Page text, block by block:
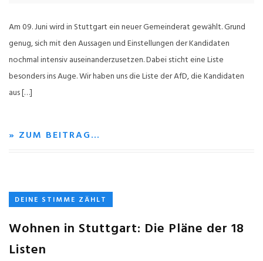
Am 09. Juni wird in Stuttgart ein neuer Gemeinderat gewählt. Grund
genug, sich mit den Aussagen und Einstellungen der Kandidaten
nochmal intensiv auseinanderzusetzen. Dabei sticht eine Liste
besonders ins Auge. Wir haben uns die Liste der AfD, die Kandidaten
aus […]
» ZUM BEITRAG…
DEINE STIMME ZÄHLT
Wohnen in Stuttgart: Die Pläne der 18
Listen